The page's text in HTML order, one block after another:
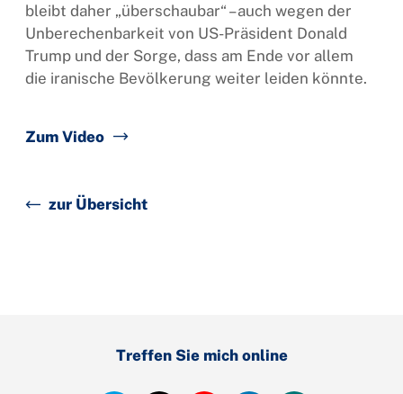
bleibt daher „überschaubar“ – auch wegen der
Unberechenbarkeit von US-Präsident Donald
Trump und der Sorge, dass am Ende vor allem
die iranische Bevölkerung weiter leiden könnte.
Zum Video
zur Übersicht
Treffen Sie mich online